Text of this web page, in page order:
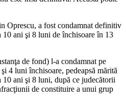
Oprescu, a fost condamnat definitiv
ani şi 8 luni de închisoare în 13
de fond) l-a condamnat pe
4 luni închisoare, pedeapsă mărită
ani şi 8 luni, după ce judecătorii
de constituire a unui grup